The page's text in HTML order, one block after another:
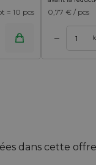
= 10 pcs 0,77 € / pcs
–
dans cette